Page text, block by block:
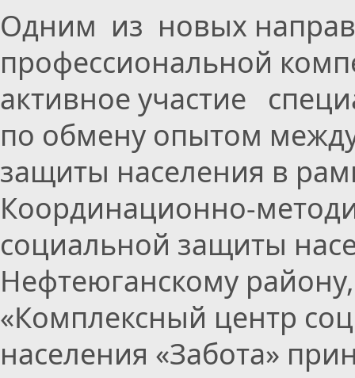
Одним из новых
профессиональной
активное участие
по обмену опытом
защиты населения в
Координационно-
социальной защиты
Нефтеюганскому
«Комплексный центр
населения «Забота»